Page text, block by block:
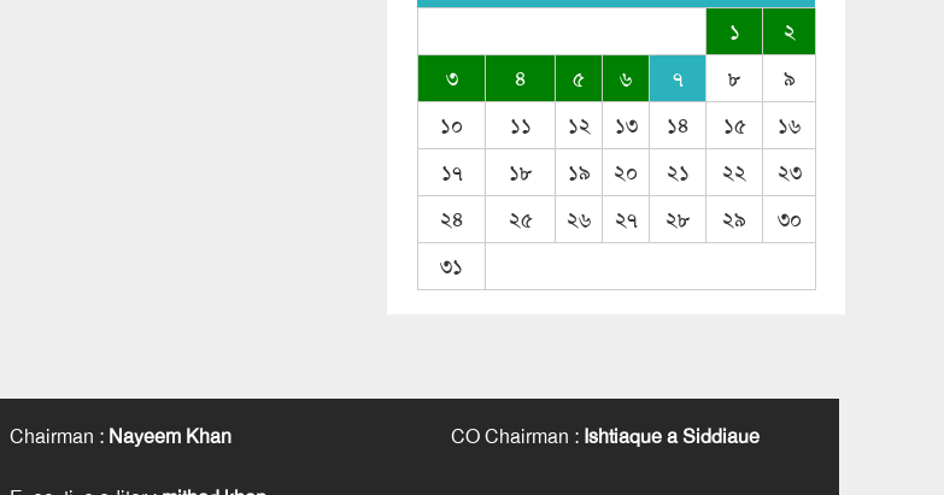
১
২
৩
৪ ৫ ৬ ৭ ৮
৯
১০
১১ ১২ ১৩ ১৪ ১৫
১৬
১৭
১৮ ১৯ ২০ ২১ ২২
২৩
২৪
২৫ ২৬ ২৭ ২৮ ২৯
৩০
৩১
Chairman : Nayeem Khan CO Chairman : Ishtiaque a Siddiaue